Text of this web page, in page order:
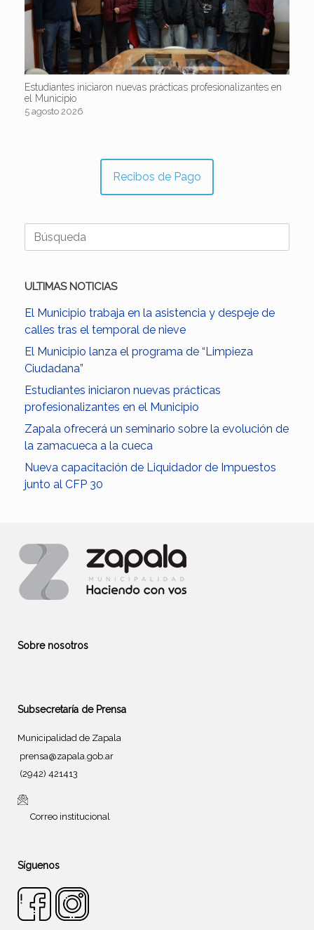
Estudiantes iniciaron nuevas prácticas profesionalizantes en
el Municipio
5 agosto 2026
Recibos de Pago
Buscar:
ULTIMAS NOTICIAS
El Municipio trabaja en la asistencia y despeje de
calles tras el temporal de nieve
El Municipio lanza el programa de “Limpieza
Ciudadana”
Estudiantes iniciaron nuevas prácticas
profesionalizantes en el Municipio
Zapala ofrecerá un seminario sobre la evolución de
la zamacueca a la cueca
Nueva capacitación de Liquidador de Impuestos
junto al CFP 30
Sobre nosotros
Subsecretaría de Prensa
Municipalidad de Zapala
prensa@zapala.gob.ar
(2942) 421413
Correo institucional
Síguenos